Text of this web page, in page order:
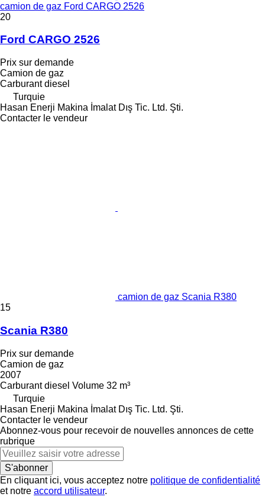
camion de gaz Ford CARGO 2526
20
Ford CARGO 2526
Prix sur demande
Camion de gaz
Carburant diesel
Turquie
Hasan Enerji Makina İmalat Dış Tic. Ltd. Şti.
Contacter le vendeur
camion de gaz Scania R380
15
Scania R380
Prix sur demande
Camion de gaz
2007
Carburant diesel Volume 32 m³
Turquie
Hasan Enerji Makina İmalat Dış Tic. Ltd. Şti.
Contacter le vendeur
Abonnez-vous pour recevoir de nouvelles annonces de cette
rubrique
S'abonner
En cliquant ici, vous acceptez notre politique de confidentialité
et notre accord utilisateur.